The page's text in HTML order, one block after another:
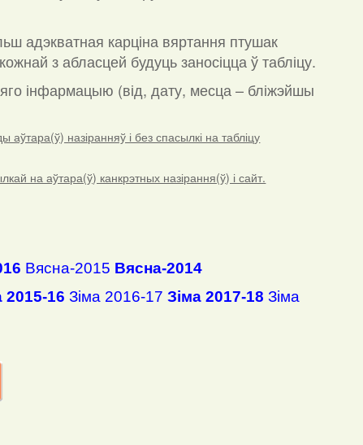
адэкватная карціна вяртання птушак
з абласцей будуць заносіцца ў табліцу.
інфармацыю (від, дату, месца – бліжэйшы
назіранняў і без спасылкі на табліцу
на аўтара(ў) канкрэтных назірання(ў) і сайт.
Вясна-2015 Вясна-2014
2015-16 Зіма 2016-17 Зіма 2017-18 Зіма